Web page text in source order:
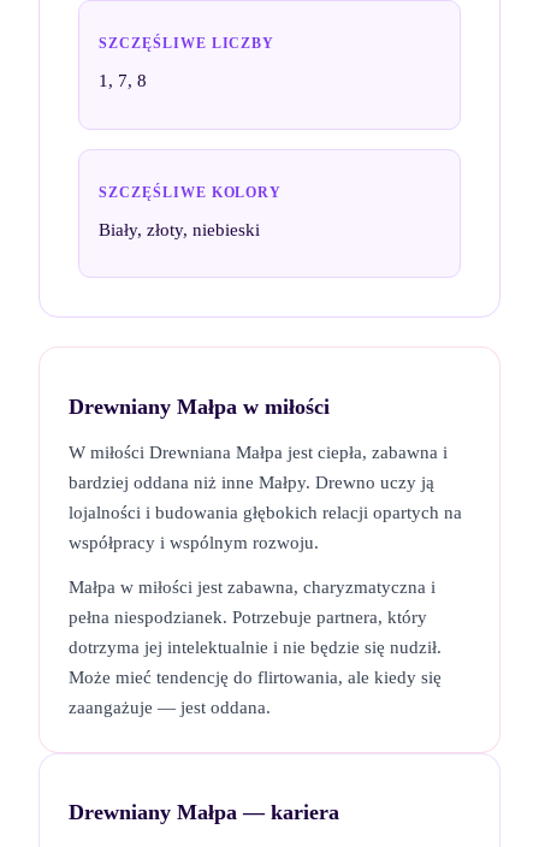
SZCZĘŚLIWE LICZBY
1, 7, 8
SZCZĘŚLIWE KOLORY
Biały, złoty, niebieski
Drewniany Małpa w miłości
W miłości Drewniana Małpa jest ciepła, zabawna i
bardziej oddana niż inne Małpy. Drewno uczy ją
lojalności i budowania głębokich relacji opartych na
współpracy i wspólnym rozwoju.
Małpa w miłości jest zabawna, charyzmatyczna i
pełna niespodzianek. Potrzebuje partnera, który
dotrzyma jej intelektualnie i nie będzie się nudził.
Może mieć tendencję do flirtowania, ale kiedy się
zaangażuje — jest oddana.
Drewniany Małpa — kariera